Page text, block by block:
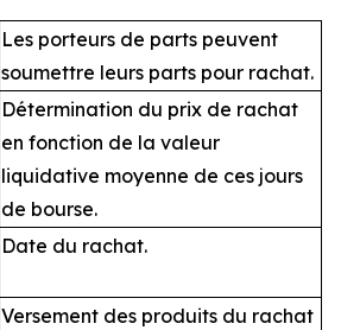
Les porteurs de parts peuvent
soumettre leurs parts pour rachat.
Détermination du prix de rachat
en fonction de la valeur
liquidative moyenne de ces jours
de bourse.
Date du rachat.
Versement des produits du rachat